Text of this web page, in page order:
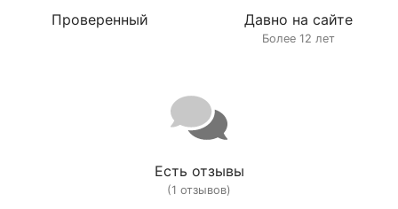
Проверенный Давно на сайте
Более 12 лет
Есть отзывы
(1 отзывов)